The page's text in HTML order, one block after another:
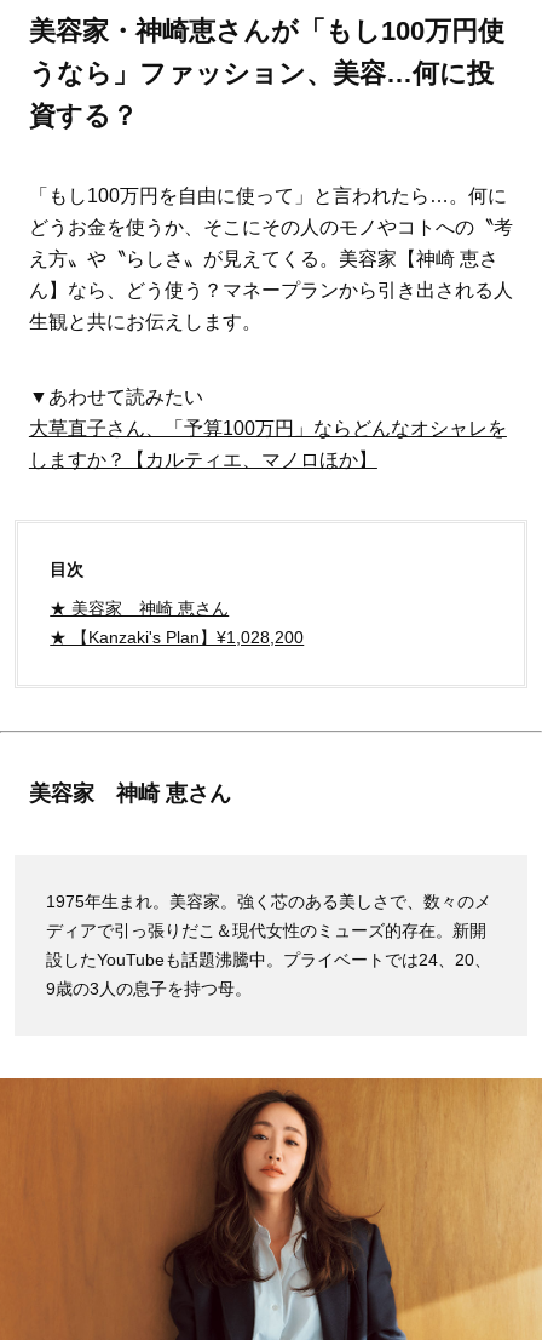
すす
ママとパパに贈る「ジェンダーレ
ス学」
人気の40代髪型・ヘア
美容家・神崎恵さんが「もし100万円使
うなら」ファッション、美容…何に投
資する？
「もし100万円を自由に使って」と言われたら…。何に
どうお金を使うか、そこにその人のモノやコトへの〝考
え方〟や〝らしさ〟が見えてくる。美容家【神崎 恵さ
ん】なら、どう使う？マネープランから引き出される人
生観と共にお伝えします。
▼あわせて読みたい
大草直子さん、「予算100万円」ならどんなオシャレを
しますか？【カルティエ、マノロほか】
目次
★ 美容家 神崎 恵さん
★ 【Kanzaki's Plan】¥1,028,200
美容家 神崎 恵さん
1975年生まれ。美容家。強く芯のある美しさで、数々のメ
ディアで引っ張りだこ＆現代女性のミューズ的存在。新開
設したYouTubeも話題沸騰中。プライベートでは24、20、
9歳の3人の息子を持つ母。